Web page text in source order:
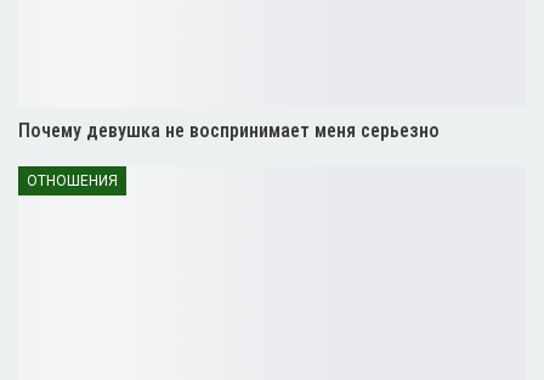
Почему девушка не воспринимает меня серьезно
ОТНОШЕНИЯ